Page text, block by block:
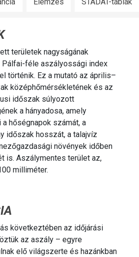
Elemzés STADAT-táblák
területek nagyságának
Pálfai-féle aszályossági index
történik. Ez a mutató az április–
középhőmérsékletének és az
időszak súlyozott
a hányadosa, amely
hőségnapok számát, a
időszak hosszát, a talajvíz
növények időben
is. Aszálymentes terület az,
milliméter.
következtében az időjárási
az aszály – egyre
elő világszerte és hazánkban